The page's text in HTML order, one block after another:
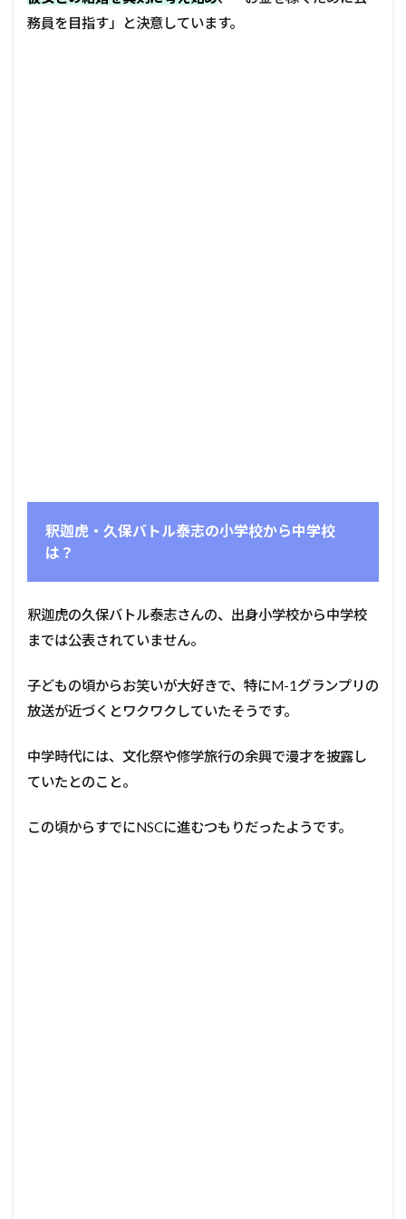
務員を目指す」と決意しています。
釈迦虎・久保バトル泰志の小学校から中学校
は？
釈迦虎の久保バトル泰志さんの、出身小学校から中学校
までは公表されていません。
子どもの頃からお笑いが大好きで、特にM-1グランプリの
放送が近づくとワクワクしていたそうです。
中学時代には、文化祭や修学旅行の余興で漫才を披露し
ていたとのこと。
この頃からすでにNSCに進むつもりだったようです。